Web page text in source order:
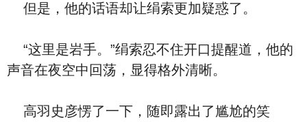
但是，他的话语却让绢索更加疑惑了。
“这里是岩手。”绢索忍不住开口提醒道，他的
声音在夜空中回荡，显得格外清晰。
高羽史彦愣了一下，随即露出了尴尬的笑